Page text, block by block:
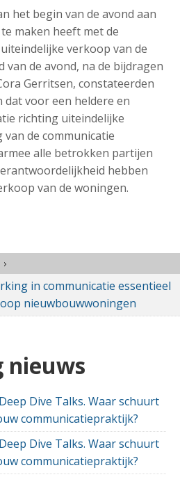
het begin van de avond aan
maken heeft met de
verkoop van de
van de avond, na de bijdragen
Gerritsen, constateerden
dat voor een heldere en
richting uiteindelijke
de communicatie
alle betrokken partijen
hebben
van de woningen.
in communicatie essentieel
nieuwbouwwoningen
nieuws
Dive Talks. Waar schuurt
communicatiepraktijk?
Dive Talks. Waar schuurt
communicatiepraktijk?